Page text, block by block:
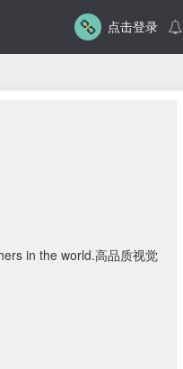
点击登录
in the world.高品质视觉